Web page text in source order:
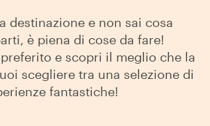
destinazione e non sai cosa
è piena di cose da fare!
e scopri il meglio che la
scegliere tra una selezione di
fantastiche!